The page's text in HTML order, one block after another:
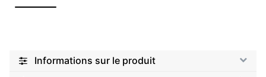
Informations sur le produit